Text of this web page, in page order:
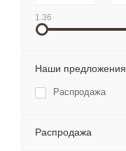
1.36
Наши предложения
Распродажа
Распродажа